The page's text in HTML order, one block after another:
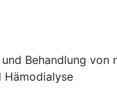
Behandlung von
Hämodialyse